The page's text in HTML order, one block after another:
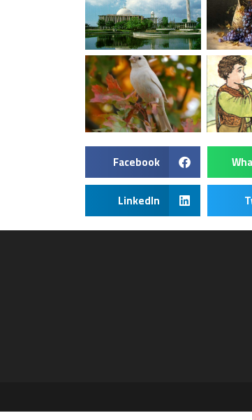
Facebook
LinkedIn